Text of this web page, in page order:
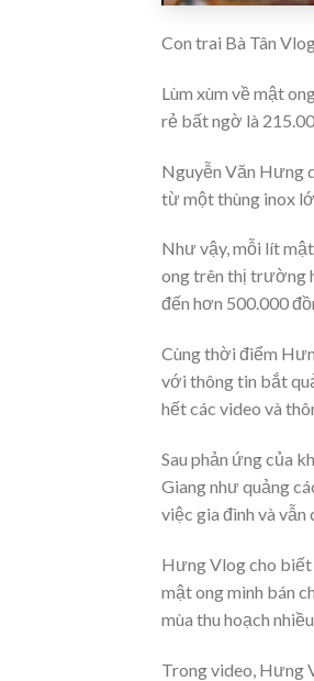
Con trai Bà Tân
Lùm xùm về mật
rẻ bất ngờ là
Nguyễn Văn Hưng
từ một thùng inox
Như vậy, mỗi lít
ong trên thị trường
đến hơn 500.000
Cùng thời điểm
với thông tin bắt
hết các video và
Sau phản ứng của
Giang như quảng
việc gia đình và
Hưng Vlog cho biết
mật ong mình bán
mùa thu hoạch
Trong video, Hưng